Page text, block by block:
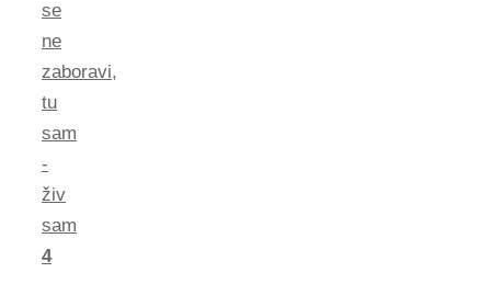
se
ne
zaboravi,
tu
sam
-
živ
sam
4